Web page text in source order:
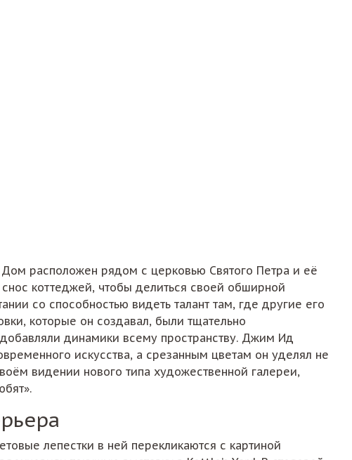
Дом расположен рядом с церковью Святого Петра и её
коттеджей, чтобы делиться своей обширной
со способностью видеть талант там, где другие его
которые он создавал, были тщательно
динамики всему пространству. Джим Ид
искусства, а срезанным цветам он уделял не
видении нового типа художественной галереи,
лепестки в ней перекликаются с картиной